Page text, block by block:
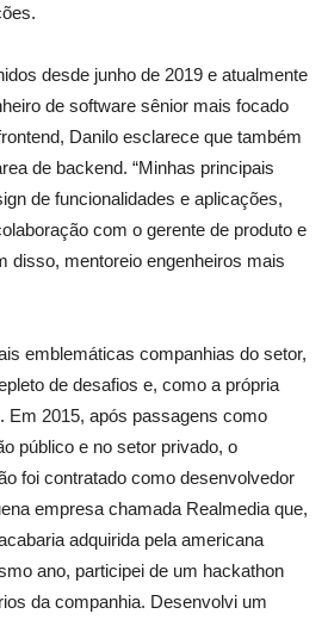
desde junho de 2019 e atualmente
de software sênior mais focado
Danilo esclarece que também
de backend. “Minhas principais
de funcionalidades e aplicações,
com o gerente de produto e
disso, mentoreio engenheiros mais
emblemáticas companhias do setor,
de desafios e, como a própria
Em 2015, após passagens como
público e no setor privado, o
foi contratado como desenvolvedor
empresa chamada Realmedia que,
adquirida pela americana
ano, participei de um hackathon
da companhia. Desenvolvi um